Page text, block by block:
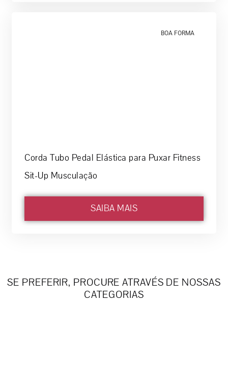
BOA FORMA
Corda Tubo Pedal Elástica para Puxar Fitness
Sit-Up Musculação
SAIBA MAIS
SE PREFERIR, PROCURE ATRAVÉS DE NOSSAS
CATEGORIAS